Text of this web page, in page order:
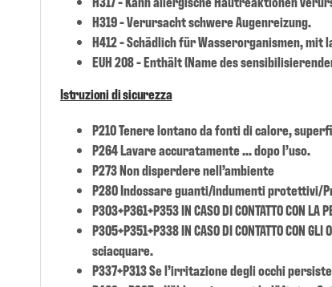
H319 - Verursacht schwere Augenreizung.
H412 - Schädlich für Wasserorganismen,
EUH 208 - Enthält (Name des
Istruzioni di sicurezza
P210 Tenere lontano da fonti di calore,
P264 Lavare accuratamente ... dopo l’uso.
P273 Non disperdere nell’ambiente
P280 Indossare guanti/indumenti protettivi/
P303+P361+P353 IN CASO DI CONTATTO
P305+P351+P338 IN CASO DI CONTATTO
sciacquare.
P337+P313 Se l’irritazione degli occhi